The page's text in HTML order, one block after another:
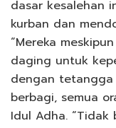
dasar kesalehan
kurban dan
“Mereka
daging untuk
dengan tetangga
berbagi, semua
Idul Adha. “Tidak